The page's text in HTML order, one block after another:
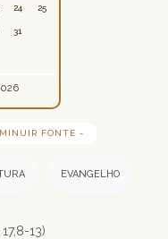
24 25
31
FONTE -
EVANGELHO
13)